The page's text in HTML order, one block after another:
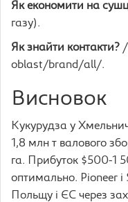
Як економити на
газу).
Як знайти контакти?
oblast/brand/all/.
Висновок
Кукурудза у
1,8 млн т валового
га. Прибуток $500-
оптимально. Pioneer і
Польщу і ЄС через